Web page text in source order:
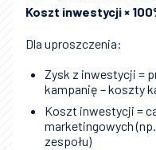
Koszt inwestycji ×
Dla uproszczenia:
Zysk z inwestycji =
kampanię – koszty
Koszt inwestycji =
marketingowych
zespołu)